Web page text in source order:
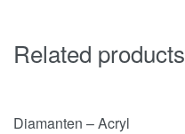
Related products
Diamanten – Acryl